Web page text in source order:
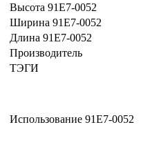
Высота 91E7-0052
Ширина 91E7-0052
Длина 91E7-0052
Производитель
ТЭГИ
Использование 91E7-0052